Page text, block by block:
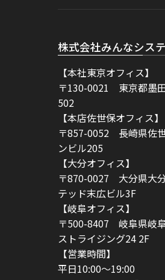
株式会社みんなシス
【本社東京オフィス】
〒130-0021 東京都墨
502
【本店佐世保オフィス】
〒857-0052 長崎県佐
ンビル205
【大分オフィス】
〒870-0027 大分県大
テッド末広ビル3F
【岐阜オフィス】
〒500-8407 岐阜県岐
ストライジング24 2F
【営業時間】
平日10:00〜19:00